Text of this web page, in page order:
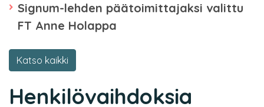
Signum-lehden päätoimittajaksi valittu
FT Anne Holappa
Katso kaikki
Henkilövaihdoksia